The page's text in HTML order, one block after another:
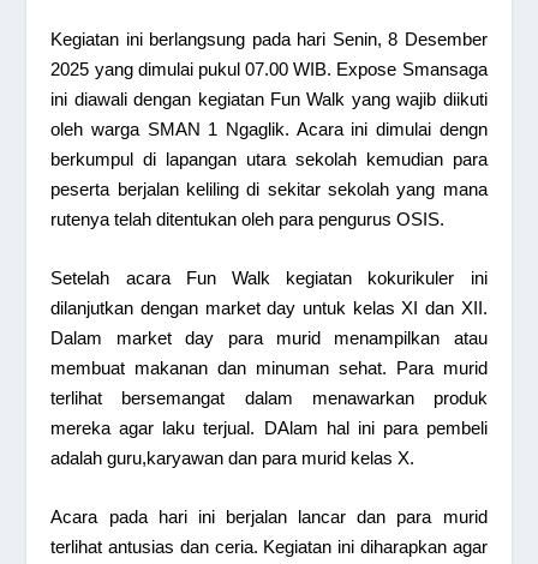
Kegiatan ini berlangsung pada hari Senin, 8 Desember
2025 yang dimulai pukul 07.00 WIB. Expose Smansaga
ini diawali dengan kegiatan Fun Walk yang wajib diikuti
oleh warga SMAN 1 Ngaglik. Acara ini dimulai dengn
berkumpul di lapangan utara sekolah kemudian para
peserta berjalan keliling di sekitar sekolah yang mana
rutenya telah ditentukan oleh para pengurus OSIS.
Setelah acara Fun Walk kegiatan kokurikuler ini
dilanjutkan dengan market day untuk kelas XI dan XII.
Dalam market day para murid menampilkan atau
membuat makanan dan minuman sehat. Para murid
terlihat bersemangat dalam menawarkan produk
mereka agar laku terjual. DAlam hal ini para pembeli
adalah guru,karyawan dan para murid kelas X.
Acara pada hari ini berjalan lancar dan para murid
terlihat antusias dan ceria. Kegiatan ini diharapkan agar